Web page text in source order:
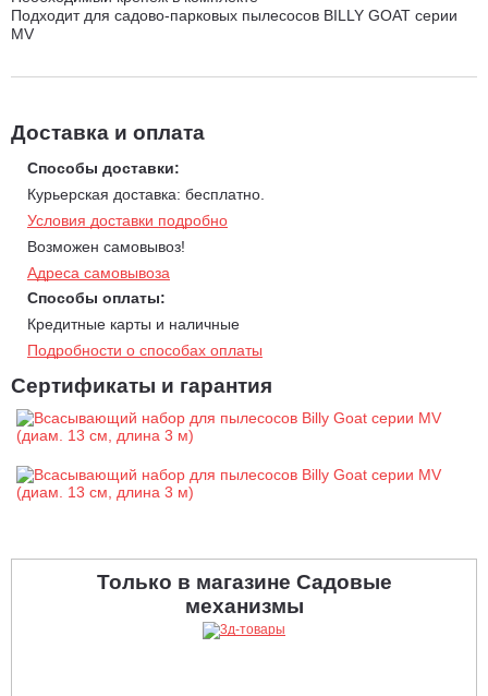
Подходит для садово-парковых пылесосов BILLY GOAT серии
MV
Доставка и оплата
Способы доставки:
Курьерская доставка: бесплатно.
Условия доставки подробно
Возможен самовывоз!
Адреса самовывоза
Способы оплаты:
Кредитные карты и наличные
Подробности о способах оплаты
Сертификаты и гарантия
Только в магазине Садовые
механизмы